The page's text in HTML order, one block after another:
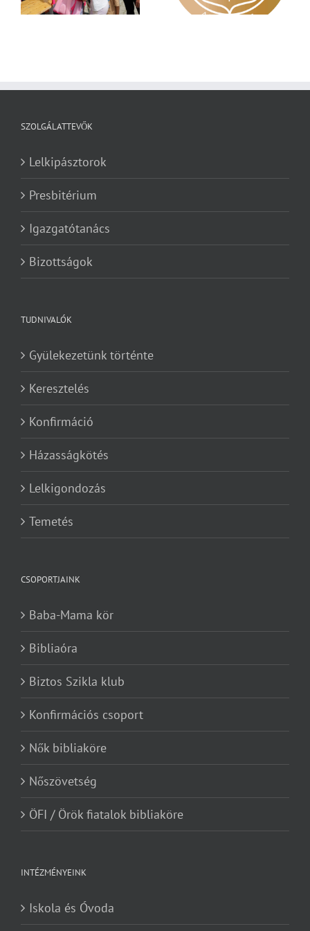
SZOLGÁLATTEVŐK
Lelkipásztorok
Presbitérium
Igazgatótanács
Bizottságok
TUDNIVALÓK
Gyülekezetünk történte
Keresztelés
Konfirmáció
Házasságkötés
Lelkigondozás
Temetés
CSOPORTJAINK
Baba-Mama kör
Bibliaóra
Biztos Szikla klub
Konfirmációs csoport
Nők bibliaköre
Nőszövetség
ÖFI / Örök fiatalok bibliaköre
INTÉZMÉNYEINK
Iskola és Óvoda